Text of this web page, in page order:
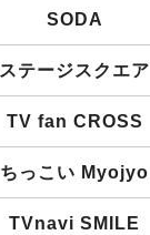
SODA
ステージスクエア
TV fan CROSS
ちっこい Myojyo
TVnavi SMILE